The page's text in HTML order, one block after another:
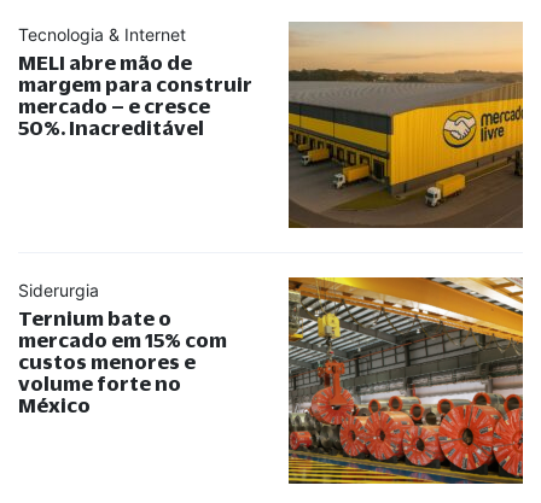
Tecnologia & Internet
MELI abre mão de
margem para construir
mercado – e cresce
50%. Inacreditável
Siderurgia
Ternium bate o
mercado em 15% com
custos menores e
volume forte no
México